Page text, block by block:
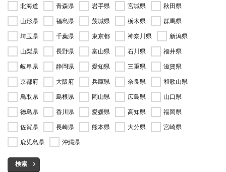
北海道 青森県 岩手県 宮城県
秋田県
山形県
福島県 茨城県 栃木県
群馬県
埼玉県
千葉県 東京都 神奈川県
新潟県
山梨県
長野県 富山県 石川県
福井県
岐阜県
静岡県 愛知県 三重県
滋賀県
京都府
大阪府 兵庫県 奈良県
和歌山県
鳥取県
島根県 岡山県 広島県
山口県
徳島県
香川県 愛媛県 高知県
福岡県
佐賀県
長崎県 熊本県 大分県
宮崎県
鹿児島県
沖縄県
検索